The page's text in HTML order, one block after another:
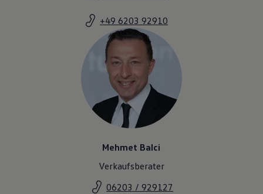
+49 6203 92910
Mehmet Balci
Verkaufsberater
06203 / 929127